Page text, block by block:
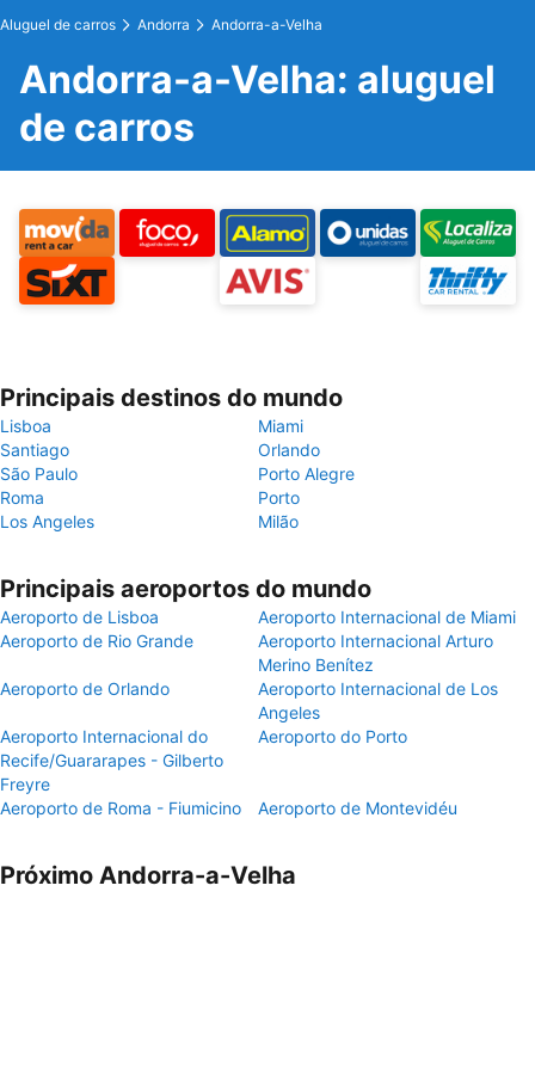
Aluguel de carros Andorra Andorra-a-Velha
Andorra-a-Velha: aluguel
de carros
Principais destinos do mundo
Lisboa
Miami
Santiago
Orlando
São Paulo
Porto Alegre
Roma
Porto
Los Angeles
Milão
Principais aeroportos do mundo
Aeroporto de Lisboa
Aeroporto Internacional de Miami
Aeroporto de Rio Grande
Aeroporto Internacional Arturo
Merino Benítez
Aeroporto de Orlando
Aeroporto Internacional de Los
Angeles
Aeroporto Internacional do
Recife/Guararapes - Gilberto
Freyre
Aeroporto do Porto
Aeroporto de Roma - Fiumicino Aeroporto de Montevidéu
Próximo Andorra-a-Velha